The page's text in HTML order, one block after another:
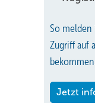
So melden
Zugriff auf
Jetzt